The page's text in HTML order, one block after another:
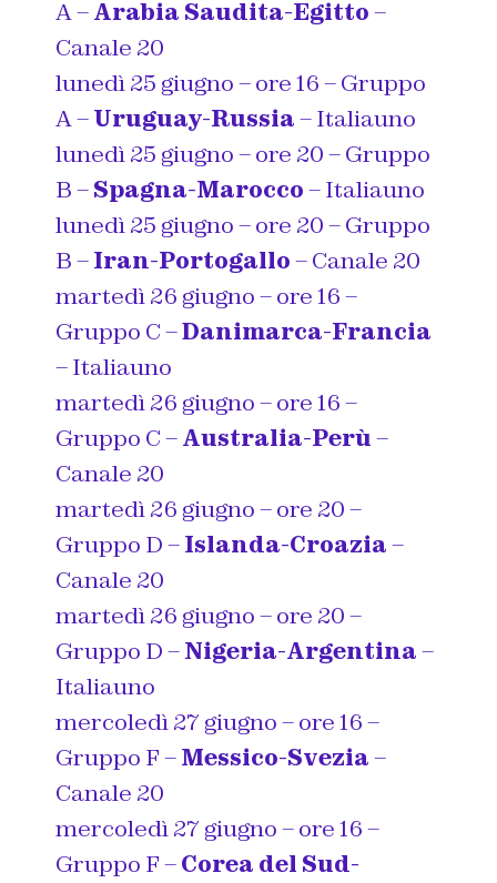
A –Arabia Saudita-Egitto–
Canale 20
lunedì 25 giugno – ore 16 – Gruppo
A –Uruguay-Russia– Italiauno
lunedì 25 giugno – ore 20 – Gruppo
B –Spagna-Marocco– Italiauno
lunedì 25 giugno – ore 20 – Gruppo
B –Iran-Portogallo– Canale 20
martedì 26 giugno – ore 16 –
Gruppo C –Danimarca-Francia
– Italiauno
martedì 26 giugno – ore 16 –
Gruppo C –Australia-Perù–
Canale 20
martedì 26 giugno – ore 20 –
Gruppo D –Islanda-Croazia–
Canale 20
martedì 26 giugno – ore 20 –
Gruppo D –Nigeria-Argentina–
Italiauno
mercoledì 27 giugno – ore 16 –
Gruppo F –Messico-Svezia–
Canale 20
mercoledì 27 giugno – ore 16 –
Gruppo F –Corea del Sud-